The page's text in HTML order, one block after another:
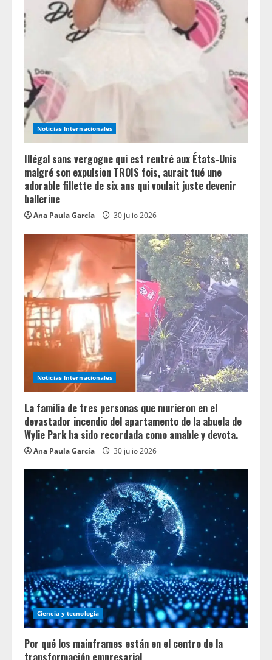
Noticias Internacionales
Illégal sans vergogne qui est rentré aux États-Unis
malgré son expulsion TROIS fois, aurait tué une
adorable fillette de six ans qui voulait juste devenir
ballerine
Ana Paula García 30 julio 2026
Noticias Internacionales
La familia de tres personas que murieron en el
devastador incendio del apartamento de la abuela de
Wylie Park ha sido recordada como amable y devota.
Ana Paula García 30 julio 2026
Ciencia y tecnologia
Por qué los mainframes están en el centro de la